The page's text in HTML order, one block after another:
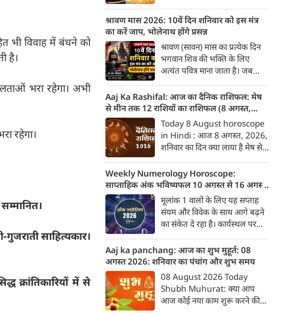
भी विवाह में बंधने को
है।
भरा रहेगा। अभी
रहेगा।
साहित्यकार।
क्रांतिकारियों में से
पाठकों के व्यक्तित्व और भविष्य के
बारे में जानकारी देगा जिनका उस
दिनांक को जन्मदिन होगा। पेश है
दिनांक 8 को जन्मे व्यक्तियों के बारे
में जानकारी :
श्रावण मास 2026: 10वें दिन शनिवार को इस मंत्र
का करें जाप, भोलेनाथ होंगे प्रसन्न
श्रावण (सावन) मास का प्रत्येक दिन
भगवान शिव की भक्ति के लिए
अत्यंत पवित्र माना जाता है। जब
पड़ता है, तो यह एक अद्भुत और
दुर्लभ संयोग निर्मित करता है।
शनिवार का दिन भगवान शिव के परम
भक्त और न्याय के देवता शनिदेव को
समर्पित होता है। मान्यता है कि जो
भक्त शनिवार के दिन सावन में
भगवान शिव की आराधना करते हैं,
उन पर महादेव के साथ-साथ शनिदेव
की विशेष कृपा भी बरसती है और
शनि दोष (साढ़े साती या ढैय्या) के
प्रभाव शांत होते हैं।
Aaj Ka Rashifal: आज का दैनिक राशिफल: मेष
से मीन तक 12 राशियों का राशिफल (8 अगस्‍त,
2026)
Today 8 August horoscope
in Hindi : आज 8 अगस्‍त, 2026,
शनिवार का दिन क्या लाया है मेष से
डेली होरोस्कोप के अनुसार वेबदुनिया
पर दैनिक राशिफल के बारे में एकदम
सटीक जानकारी...
Weekly Numerology Horoscope:
साप्ताहिक अंक भविष्यफल 10 अगस्त से 16 अगस्त
2026): जानें आपके मूलांक का सटीक राशिफल
मूलांक 1 वालों के लिए यह सप्ताह
संयम और विवेक के साथ आगे बढ़ने
का संकेत दे रहा है। कार्यस्थल पर
स्थिति बन सकती है, इसलिए वाणी
और व्यवहार दोनों में संतुलन बनाए
रखें। क्रोध अथवा आवेश में लिया गया
निर्णय आपके लिए असुविधा का
कारण बन सकता है। किसी भी प्रकार
का निवेश पूरी जानकारी के बाद ही
Aaj ka panchang: आज का शुभ मुहूर्त: 08
अगस्‍त 2026: शनिवार का पंचांग और शुभ समय
08 August 2026 Today
Shubh Muhurat: क्या आप
आज कोई नया काम शुरू करने की